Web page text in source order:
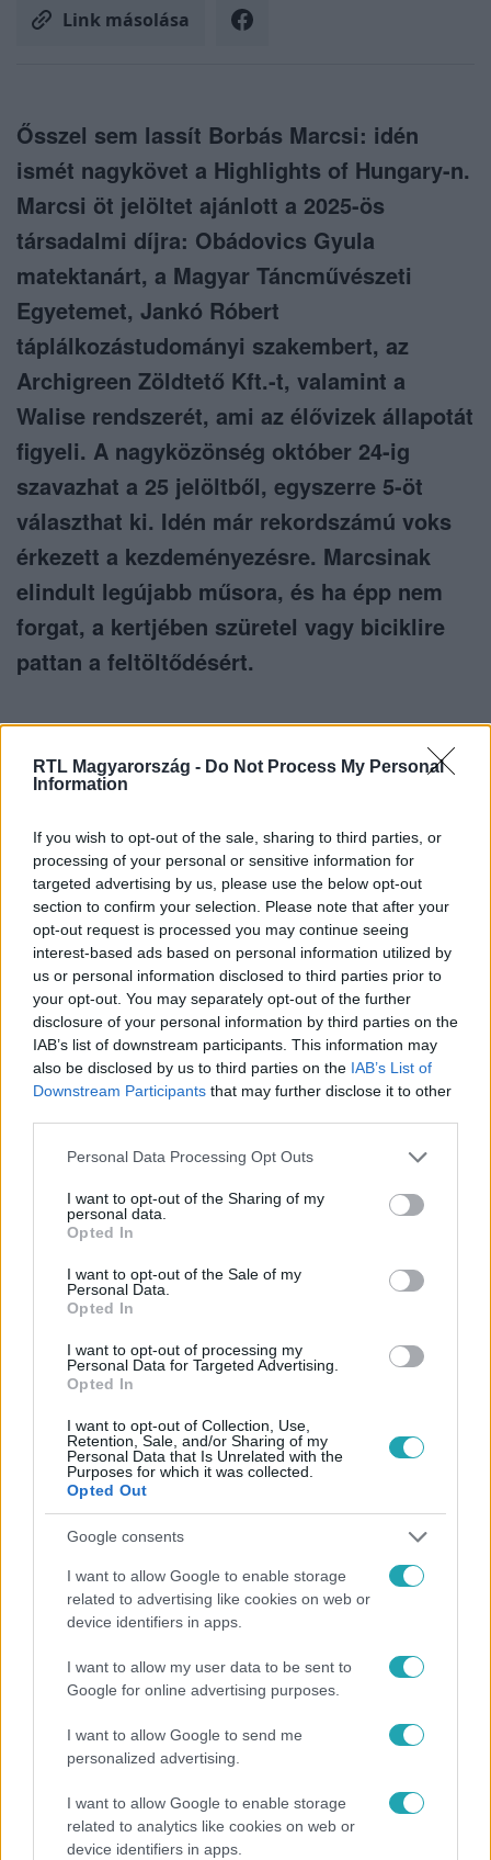
RTL Magyarország - Do Not Process My Personal
Information
If you wish to opt-out of the sale, sharing to third parties, or
processing of your personal or sensitive information for
targeted advertising by us, please use the below opt-out
section to confirm your selection. Please note that after your
opt-out request is processed you may continue seeing
interest-based ads based on personal information utilized by
us or personal information disclosed to third parties prior to
your opt-out. You may separately opt-out of the further
disclosure of your personal information by third parties on the
IAB’s list of downstream participants. This information may
also be disclosed by us to third parties on the IAB’s List of
Downstream Participants that may further disclose it to other
Please note that this website/app uses one or more Google
not limited to your visit or usage behaviour. You may click to
grant or deny consent to Google and its third-party tags to
use your data for below specified purposes in below Google
consent section.
Personal Data Processing Opt Outs
I want to opt-out of the Sharing of my
personal data.
Opted In
I want to opt-out of the Sale of my
Personal Data.
Opted In
I want to opt-out of processing my
Personal Data for Targeted Advertising.
Opted In
I want to opt-out of Collection, Use,
Retention, Sale, and/or Sharing of my
Personal Data that Is Unrelated with the
Purposes for which it was collected.
Opted Out
Google consents
I want to allow Google to enable storage
related to advertising like cookies on web or
device identifiers in apps.
I want to allow my user data to be sent to
Google for online advertising purposes.
I want to allow Google to send me
personalized advertising.
I want to allow Google to enable storage
related to analytics like cookies on web or
device identifiers in apps.
Link másolása
Ősszel sem lassít Borbás Marcsi: idén
ismét nagykövet a Highlights of Hungary-n.
Marcsi öt jelöltet ajánlott a 2025-ös
társadalmi díjra: Obádovics Gyula
matektanárt, a Magyar Táncművészeti
Egyetemet, Jankó Róbert
táplálkozástudományi szakembert, az
Archigreen Zöldtető Kft.-t, valamint a
Walise rendszerét, ami az élővizek állapotát
figyeli. A nagyközönség október 24-ig
szavazhat a 25 jelöltből, egyszerre 5-öt
választhat ki. Idén már rekordszámú voks
érkezett a kezdeményezésre. Marcsinak
elindult legújabb műsora, és ha épp nem
forgat, a kertjében szüretel vagy biciklire
pattan a feltöltődésért.
legyen a Google-találatokban!
Kövess minket, és értesülj a friss
hírekről a Facebookon is!
Követem
REGGELI #RTL #ADÁSRÉSZLETEK
VIDEÓ
HIGHLIGHTS OF HUNGARY
NAGYKÖVET
Népszerű